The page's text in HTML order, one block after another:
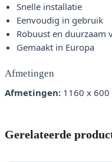
Snelle installatie
Eenvoudig in gebruik
Robuust en duurzaam
Gemaakt in Europa
Afmetingen
Afmetingen: 1160 x
Gerelateerde